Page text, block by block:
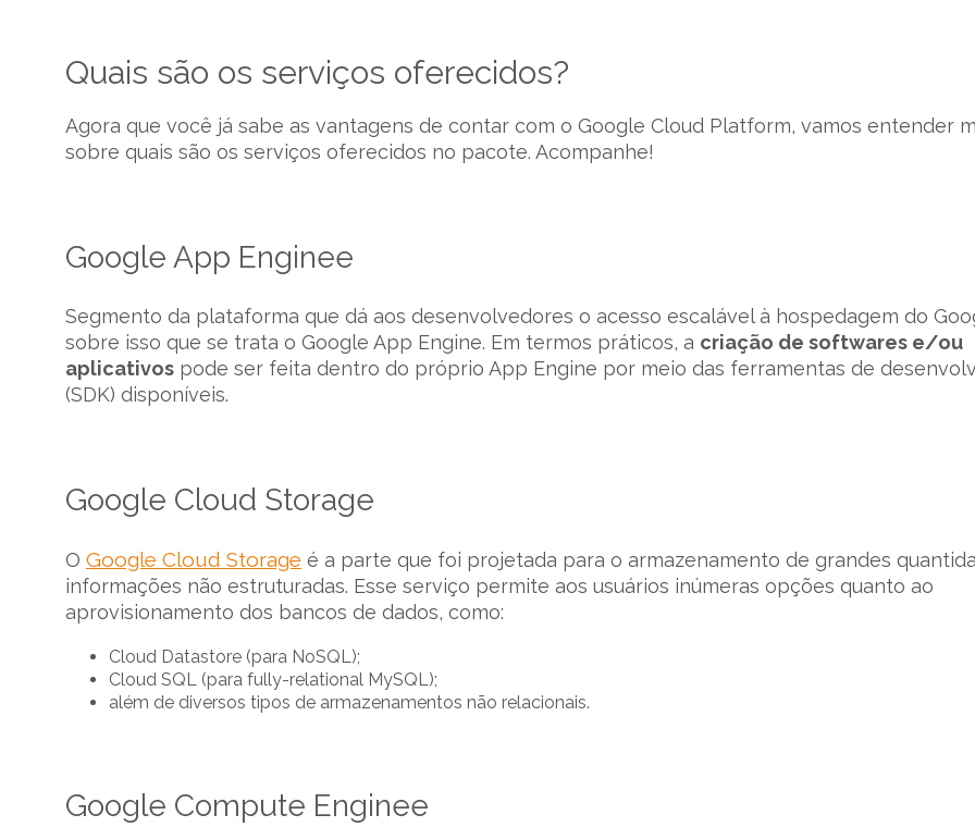
Quais são os serviços oferecidos?
Agora que você já sabe as vantagens de contar com o Google Cloud Platform, vamos entender
sobre quais são os serviços oferecidos no pacote. Acompanhe!
Google App Enginee
Segmento da plataforma que dá aos desenvolvedores o acesso escalável à hospedagem do
sobre isso que se trata o Google App Engine. Em termos práticos, a criação de softwares e/ou
aplicativos pode ser feita dentro do próprio App Engine por meio das ferramentas de
(SDK) disponíveis.
Google Cloud Storage
O Google Cloud Storage é a parte que foi projetada para o armazenamento de grandes
informações não estruturadas. Esse serviço permite aos usuários inúmeras opções quanto ao
aprovisionamento dos bancos de dados, como:
Cloud Datastore (para NoSQL);
Cloud SQL (para fully-relational MySQL);
além de diversos tipos de armazenamentos não relacionais.
Google Compute Enginee